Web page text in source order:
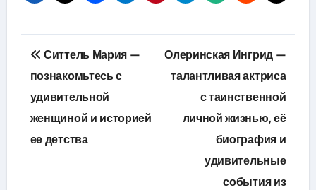
Навигация
по
записям
Ситтель Мария —
познакомьтесь с
удивительной
женщиной и историей
ее детства
Олеринская Ингрид —
талантливая актриса
с таинственной
личной жизнью, её
биография и
удивительные
события из